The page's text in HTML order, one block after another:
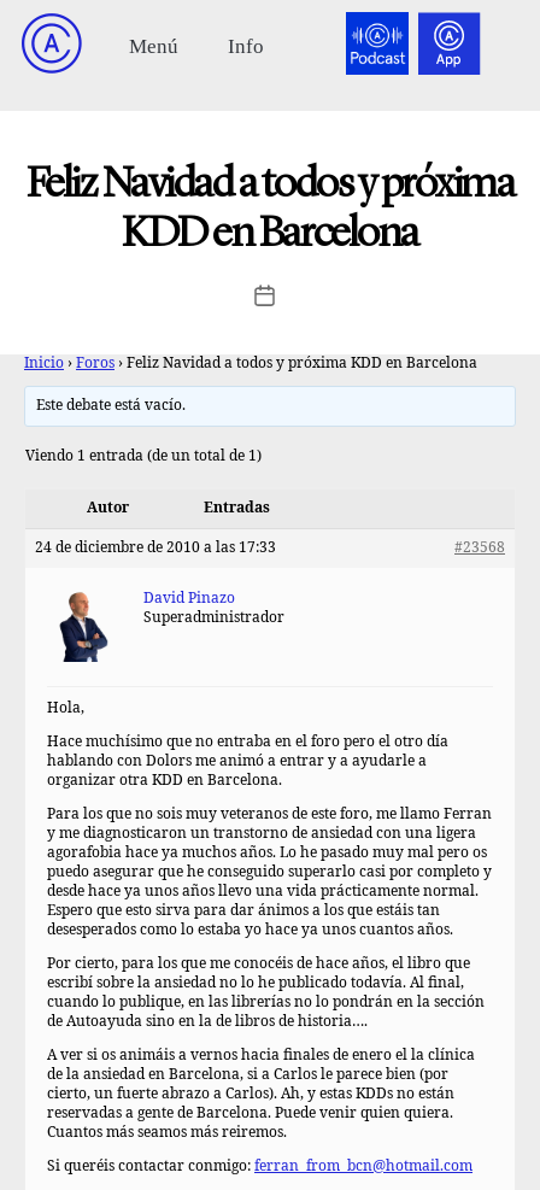
Feliz Navidad a todos y próxima
KDD en Barcelona
Inicio › Foros › Feliz Navidad a todos y próxima KDD en Barcelona
Este debate está vacío.
Viendo 1 entrada (de un total de 1)
Autor Entradas
24 de diciembre de 2010 a las 17:33 #23568
David Pinazo
Superadministrador
Hola,
Hace muchísimo que no entraba en el foro pero el otro día
hablando con Dolors me animó a entrar y a ayudarle a
organizar otra KDD en Barcelona.
Para los que no sois muy veteranos de este foro, me llamo Ferran
y me diagnosticaron un transtorno de ansiedad con una ligera
agorafobia hace ya muchos años. Lo he pasado muy mal pero os
puedo asegurar que he conseguido superarlo casi por completo y
desde hace ya unos años llevo una vida prácticamente normal.
Espero que esto sirva para dar ánimos a los que estáis tan
desesperados como lo estaba yo hace ya unos cuantos años.
Por cierto, para los que me conocéis de hace años, el libro que
escribí sobre la ansiedad no lo he publicado todavía. Al final,
cuando lo publique, en las librerías no lo pondrán en la sección
de Autoayuda sino en la de libros de historia….
A ver si os animáis a vernos hacia finales de enero el la clínica
de la ansiedad en Barcelona, si a Carlos le parece bien (por
cierto, un fuerte abrazo a Carlos). Ah, y estas KDDs no están
reservadas a gente de Barcelona. Puede venir quien quiera.
Cuantos más seamos más reiremos.
Si queréis contactar conmigo: ferran_from_bcn@hotmail.com